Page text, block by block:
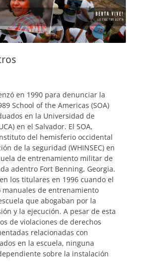
en 1990 para denunciar la
School of the Americas (SOA)
en la Universidad de
en el Salvador. El SOA,
del hemisferio occidental
de la seguridad (WHINSEC) en
de entrenamiento militar de
adentro Fort Benning, Georgia.
los titulares en 1996 cuando el
manuales de entrenamiento
que abogaban por la
y la ejecución. A pesar de esta
de violaciones de derechos
relacionadas con
en la escuela, ninguna
sobre la instalación